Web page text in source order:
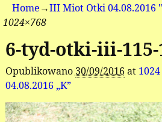
Home→III Miot Otki 04.08.2016
1024×768
6-tyd-otki-iii-115-
Opublikowano 30/09/2016 at
04.08.2016 „K”